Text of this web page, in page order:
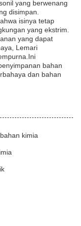
yang berwenang
disimpan.
isinya tetap
yang ekstrim.
yang dapat
Lemari
bahan
dan bahan
kimia